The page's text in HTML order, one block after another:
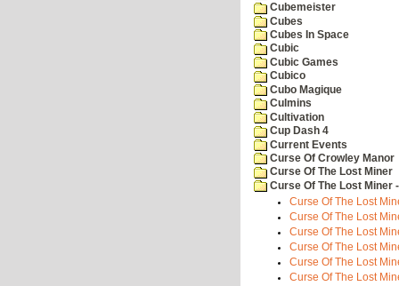
Cubemeister
Cubes
Cubes In Space
Cubic
Cubic Games
Cubico
Cubo Magique
Culmins
Cultivation
Cup Dash 4
Current Events
Curse Of Crowley Manor
Curse Of The Lost Miner
Curse Of The Lost Miner
Curse Of The Lost
Curse Of The Lost
Curse Of The Lost
Curse Of The Lost
Curse Of The Lost
Curse Of The Lost